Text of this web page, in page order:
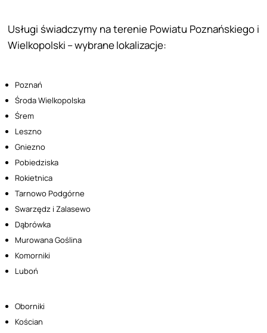
Usługi świadczymy na terenie Powiatu Poznańskiego i
Wielkopolski – wybrane lokalizacje:
Poznań
Środa Wielkopolska
Śrem
Leszno
Gniezno
Pobiedziska
Rokietnica
Tarnowo Podgórne
Swarzędz i Zalasewo
Dąbrówka
Murowana Goślina
Komorniki
Luboń
Oborniki
Kościan